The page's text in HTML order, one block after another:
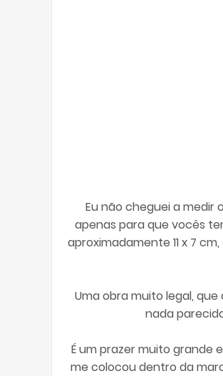
Eu não cheguei a medir
apenas para que vocês
aproximadamente 11 x 7
Uma obra muito legal,
nada
É um prazer muito grande
me colocou dentro da